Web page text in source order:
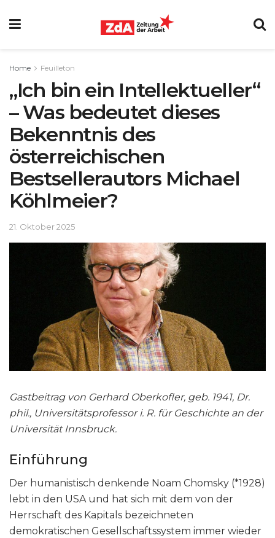
Home Feuilleton
„Ich bin ein Intellektueller“
– Was bedeutet dieses
Bekenntnis des
österreichischen
Bestsellerautors Michael
Köhlmeier?
21. Oktober 2025
Gastbeitrag von Gerhard Oberkofler, geb. 1941, Dr.
phil., Universitätsprofessor i. R. für Geschichte an der
Universität Innsbruck.
Einführung
Der humanistisch denkende Noam Chomsky (*1928)
lebt in den USA und hat sich mit dem von der
Herrschaft des Kapitals bezeichneten
demokratischen Gesellschaftssystem immer wieder